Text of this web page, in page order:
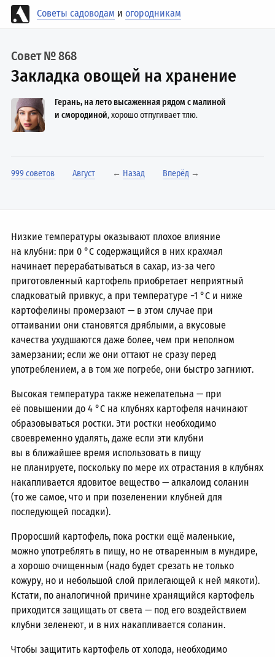
Советы садоводам иогородникам
Совет № 868
Закладка овощей на хранение
Герань, на лето высаженная рядом с малиной
и смородиной, хорошо отпугивает тлю.
999 советов Август ← Назад Вперёд→
Низкие температуры оказывают плохое влияние
на клубни: при 0 °C содержащийся в них крахмал
начинает перерабатываться в сахар, из-за чего
приготовленный картофель приобретает неприятный
сладковатый привкус, а при температуре −1 °C и ниже
картофелины промерзают — в этом случае при
оттаивании они становятся дряблыми, а вкусовые
качества ухудшаются даже более, чем при неполном
замерзании; если же они оттают не сразу перед
употреблением, а в том же погребе, они быстро загниют.
Высокая температура также нежелательна — при
её повышении до 4 °C на клубнях картофеля начинают
образовываться ростки. Эти ростки необходимо
своевременно удалять, даже если эти клубни
вы в ближайшее время использовать в пищу
не планируете, поскольку по мере их отрастания в клубнях
накапливается ядовитое вещество — алкалоид соланин
(то же самое, что и при позеленении клубней для
последующей посадки).
Проросший картофель, пока ростки ещё маленькие,
можно употреблять в пищу, но не отваренным в мундире,
а хорошо очищенным (надо будет срезать не только
кожуру, но и небольшой слой прилегающей к ней мякоти).
Кстати, по аналогичной причине хранящийся картофель
приходится защищать от света — под его воздействием
клубни зеленеют, и в них накапливается соланин.
Чтобы защитить картофель от холода, необходимо